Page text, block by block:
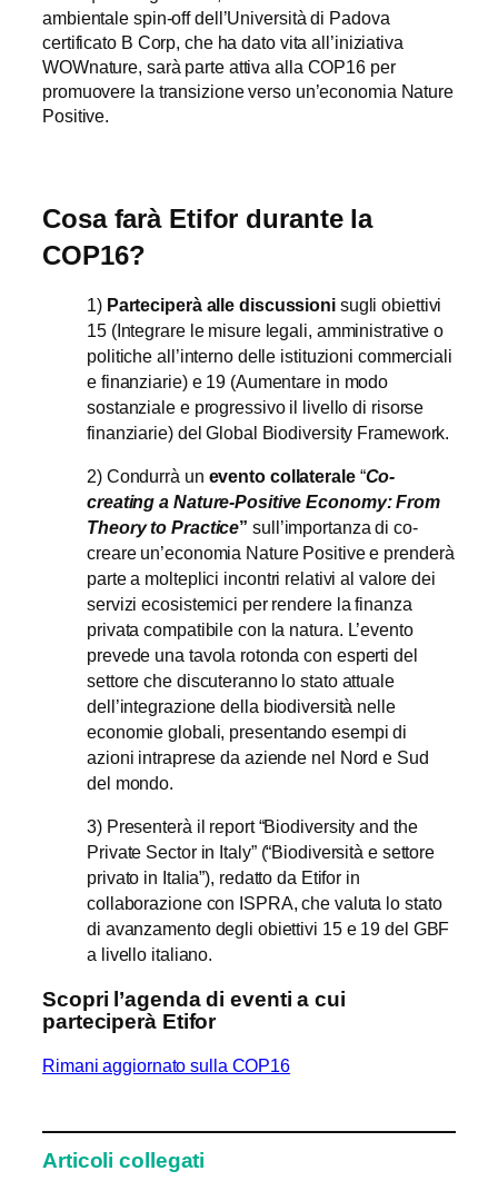
ambientale spin-off dell’Università di Padova
certificato B Corp, che ha dato vita all’iniziativa
WOWnature, sarà parte attiva alla COP16 per
promuovere la transizione verso un’economia Nature
Positive.
Cosa farà Etifor durante la
COP16?
1) Parteciperà alle discussionisugli obiettivi
15 (Integrare le misure legali, amministrative o
politiche all’interno delle istituzioni commerciali
e finanziarie) e 19 (Aumentare in modo
sostanziale e progressivo il livello di risorse
finanziarie) del Global Biodiversity Framework.
2) Condurrà un evento collaterale“Co-
creating a Nature-Positive Economy: From
Theory to Practice”sull’importanza di co-
creare un’economia Nature Positive e prenderà
parte a molteplici incontri relativi al valore dei
servizi ecosistemici per rendere la finanza
privata compatibile con la natura. L’evento
prevede una tavola rotonda con esperti del
settore che discuteranno lo stato attuale
dell’integrazione della biodiversità nelle
economie globali, presentando esempi di
azioni intraprese da aziende nel Nord e Sud
del mondo.
3) Presenterà il report “Biodiversity and the
Private Sector in Italy” (“Biodiversità e settore
privato in Italia”), redatto da Etifor in
collaborazione con ISPRA, che valuta lo stato
di avanzamento degli obiettivi 15 e 19 del GBF
a livello italiano.
Scopri l’agenda di eventi a cui
parteciperà Etifor
Rimani aggiornato sulla COP16
Articoli collegati